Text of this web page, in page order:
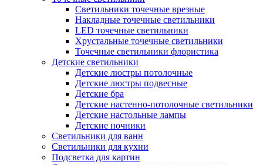
Светильники точечные врезные
Накладные точечные светильники
LED точечные светильники
Хрустальные точечные светильники
Точечные светильники флористика
Детские светильники
Детские люстры потолочные
Детские люстры подвесные
Детские бра
Детские настенно-потолочные светильники
Детские настольные лампы
Детские ночники
Светильники для ванн
Светильники для кухни
Подсветка для картин